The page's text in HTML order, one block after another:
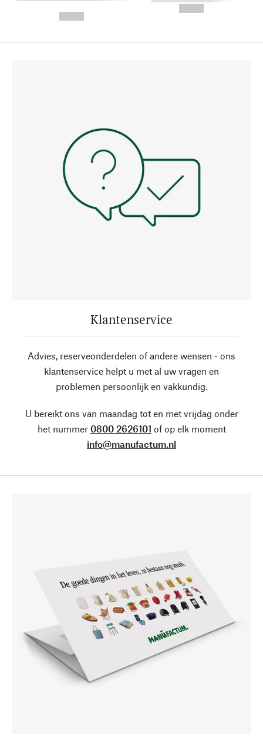
Klantenservice
Advies, reserveonderdelen of andere wensen - ons
klantenservice helpt u met al uw vragen en
problemen persoonlijk en vakkundig.
U bereikt ons van maandag tot en met vrijdag onder
het nummer 0800 2626101 of op elk moment
info@manufactum.nl